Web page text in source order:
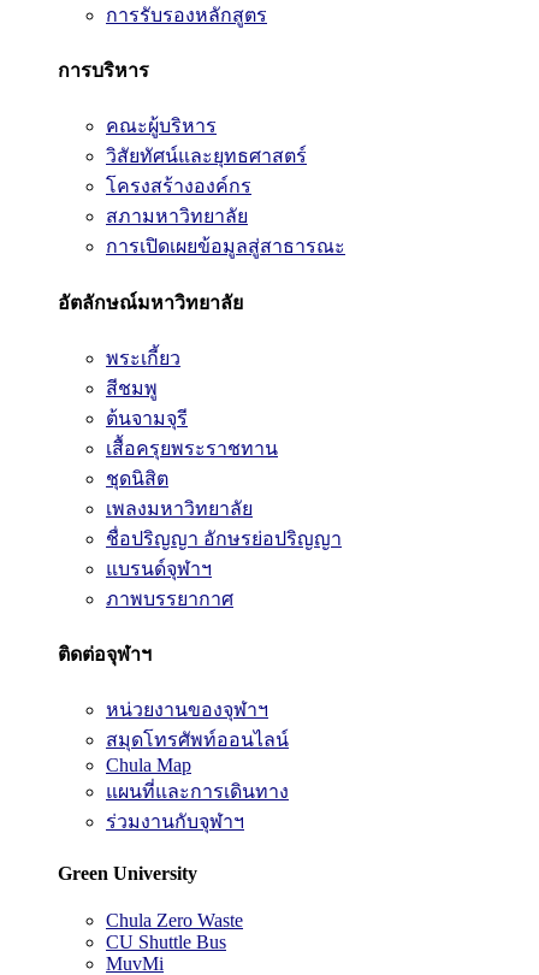
การรับรองหลักสูตร
การบริหาร
คณะผู้บริหาร
วิสัยทัศน์และยุทธศาสตร์
โครงสร้างองค์กร
สภามหาวิทยาลัย
การเปิดเผยข้อมูลสู่สาธารณะ
อัตลักษณ์มหาวิทยาลัย
พระเกี้ยว
สีชมพู
ต้นจามจุรี
เสื้อครุยพระราชทาน
ชุดนิสิต
เพลงมหาวิทยาลัย
ชื่อปริญญา อักษรย่อปริญญา
แบรนด์จุฬาฯ
ภาพบรรยากาศ
ติดต่อจุฬาฯ
หน่วยงานของจุฬาฯ
สมุดโทรศัพท์ออนไลน์
Chula Map
แผนที่และการเดินทาง
ร่วมงานกับจุฬาฯ
Green University
Chula Zero Waste
CU Shuttle Bus
MuvMi